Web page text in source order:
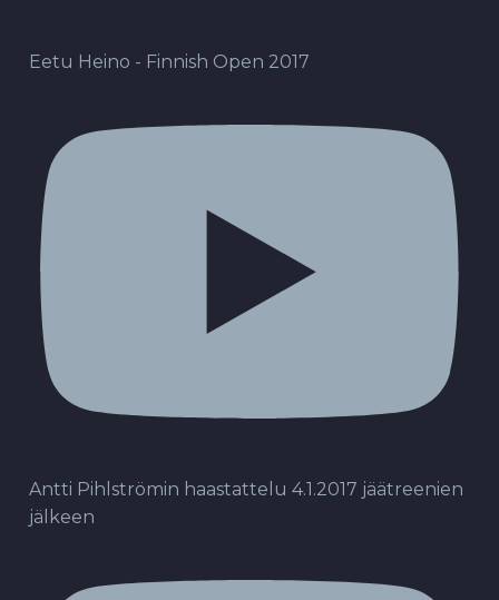
Eetu Heino - Finnish Open 2017
Antti Pihlströmin haastattelu 4.1.2017 jäätreenien
jälkeen